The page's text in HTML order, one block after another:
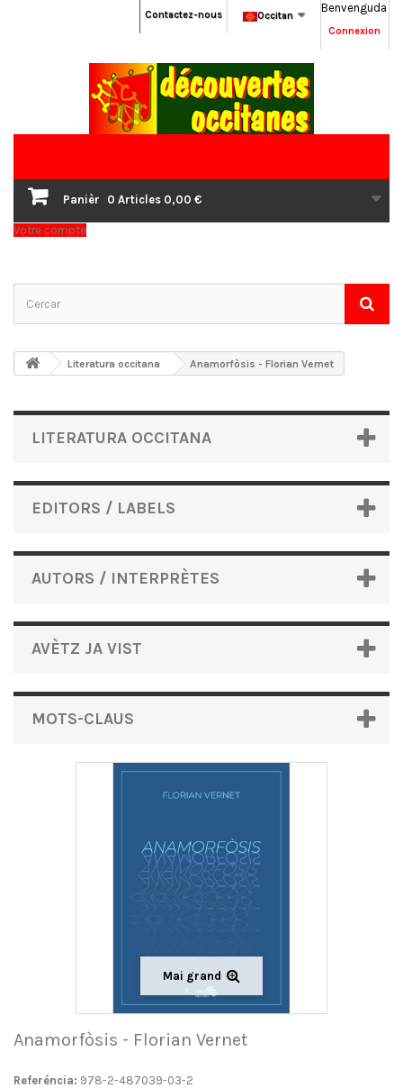
Benvenguda
Connexion
Occitan
Contactez-nous
Panièr 0 Articles 0,00 €
Votre compte
Literatura occitana Anamorfòsis - Florian Vernet
LITERATURA OCCITANA
EDITORS / LABELS
AUTORS / INTERPRÈTES
AVÈTZ JA VIST
MOTS-CLAUS
Mai grand
Anamorfòsis - Florian Vernet
Referéncia: 978-2-487039-03-2